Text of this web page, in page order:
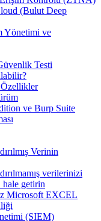
(Bulut Deep
Yönetimi ve
Testi
ve Burp Suite
Verinin
verilerinizi
hale getirin
Microsoft EXCEL
(SIEM)